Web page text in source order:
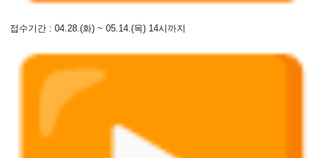
접수기간 : 04.28.(화) ~ 05.14.(목) 14시까지